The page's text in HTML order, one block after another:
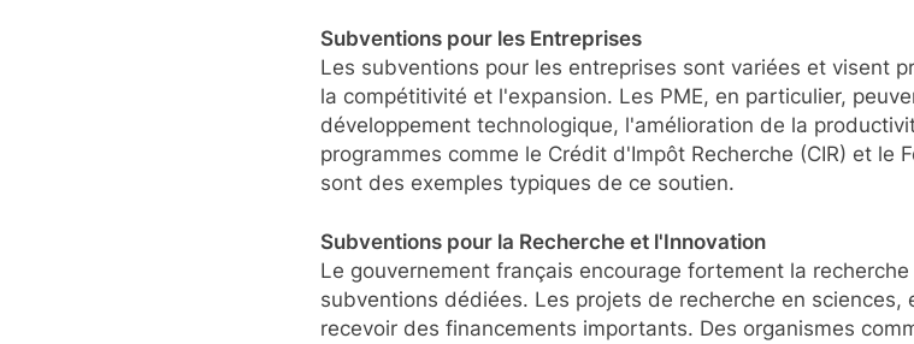
Subventions pour les Entreprises
Les subventions pour les entreprises sont variées et visent
la compétitivité et l'expansion. Les PME, en particulier,
développement technologique, l'amélioration de la
programmes comme le Crédit d'Impôt Recherche (CIR) et le
sont des exemples typiques de ce soutien.
Subventions pour la Recherche et l'Innovation
Le gouvernement français encourage fortement la
subventions dédiées. Les projets de recherche en
recevoir des financements importants. Des organismes